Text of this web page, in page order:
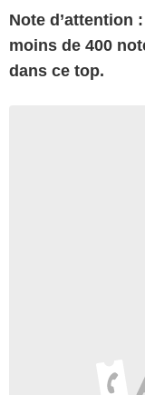
Note d’attention
moins de 400
dans ce top.